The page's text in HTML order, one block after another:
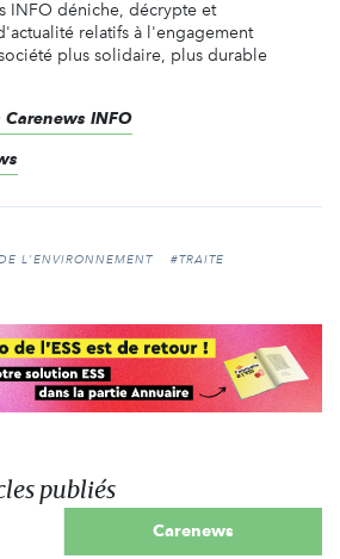
INFO déniche, décrypte et
relatifs à l'engagement
plus solidaire, plus durable
Carenews INFO
L'ENVIRONNEMENT
#TRAITE
publiés
Carenews